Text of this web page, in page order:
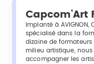
Capcom'Art
Implanté à AVIGNON,
spécialisé dans la
dizaine de
milieu artistique,
accompagner les